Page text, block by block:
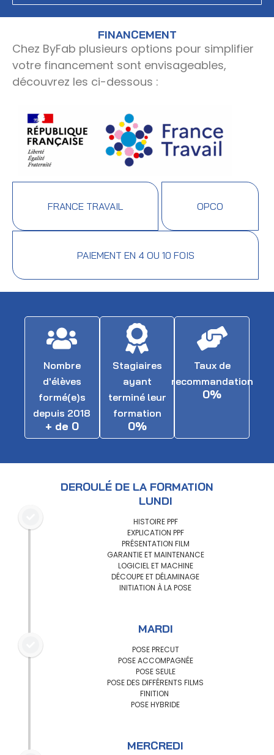
FINANCEMENT
Chez ByFab plusieurs options pour simplifier
votre financement sont envisageables,
découvrez les ci-dessous :
FRANCE TRAVAIL OPCO
PAIEMENT EN 4 OU 10 FOIS
Nombre
d'élèves
formé(e)s
depuis 2018
+ de 0
Stagiaires
ayant
terminé leur
formation
0%
Taux de
recommandation
0%
DEROULÉ DE LA FORMATION
LUNDI
HISTOIRE PPF
EXPLICATION PPF
PRÉSENTATION FILM
GARANTIE ET MAINTENANCE
LOGICIEL ET MACHINE
DÉCOUPE ET DÉLAMINAGE
INITIATION À LA POSE
MARDI
POSE PRECUT
POSE ACCOMPAGNÉE
POSE SEULE
POSE DES DIFFÉRENTS FILMS
FINITION
POSE HYBRIDE
MERCREDI